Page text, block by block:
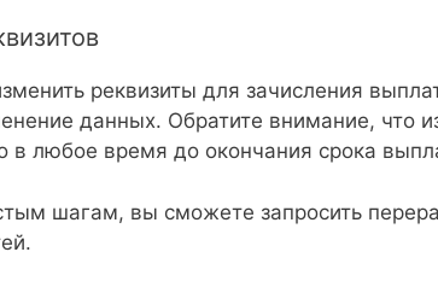
реквизиты для зачисления
данных. Обратите внимание, что
в любое время до окончания срока
шагам, вы сможете запросить